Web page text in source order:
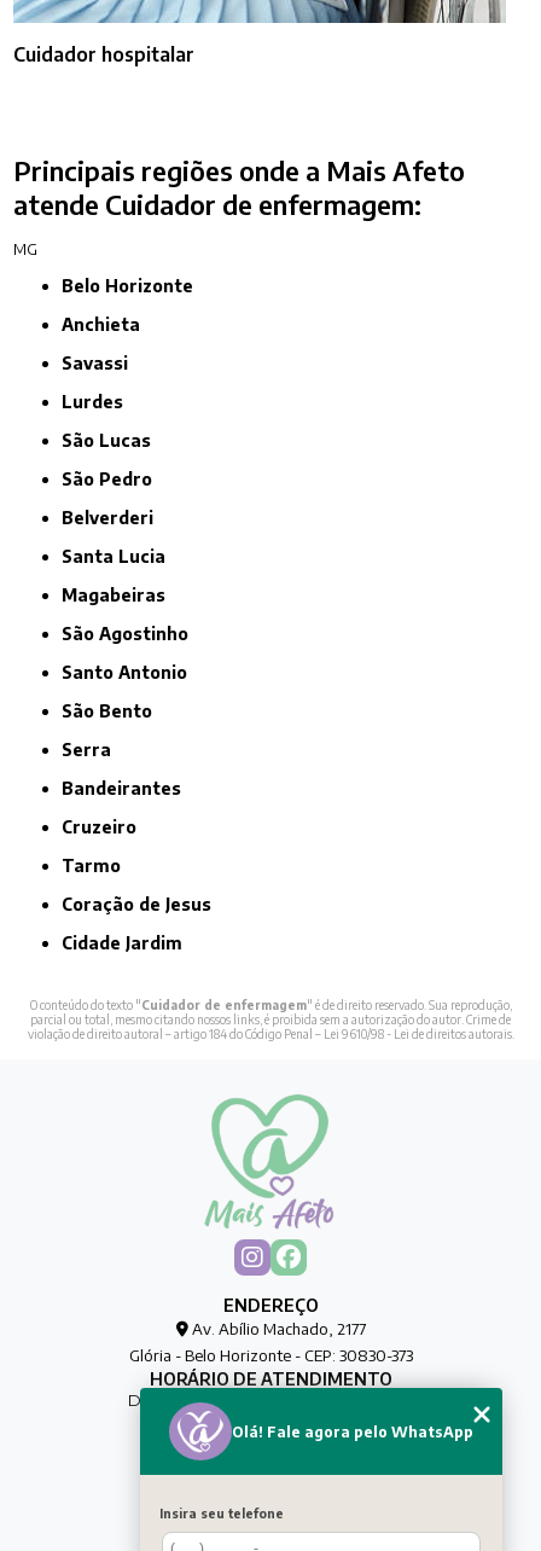
Cuidador hospitalar
Principais regiões onde a Mais Afeto
atende Cuidador de enfermagem:
MG
Belo Horizonte
Anchieta
Savassi
Lurdes
São Lucas
São Pedro
Belverderi
Santa Lucia
Magabeiras
São Agostinho
Santo Antonio
São Bento
Serra
Bandeirantes
Cruzeiro
Tarmo
Coração de Jesus
Cidade Jardim
O conteúdo do texto "Cuidador de enfermagem" é de direito reservado. Sua reprodução,
parcial ou total, mesmo citando nossos links, é proibida sem a autorização do autor. Crime de
violação de direito autoral – artigo 184 do Código Penal – Lei 9610/98 - Lei de direitos autorais.
ENDEREÇO
Av. Abílio Machado, 2177
Glória - Belo Horizonte - CEP: 30830-373
HORÁRIO DE ATENDIMENTO
De Segunda à Sexta das 00h às 00h
CONTATO
MENU
Olá! Fale agora pelo WhatsApp
Insira seu telefone